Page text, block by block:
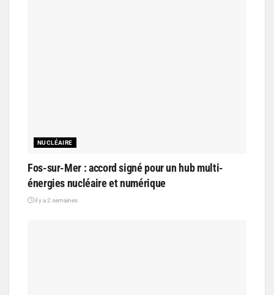
NUCLÉAIRE
Fos-sur-Mer : accord signé pour un hub multi-
énergies nucléaire et numérique
il y a 2 semaines